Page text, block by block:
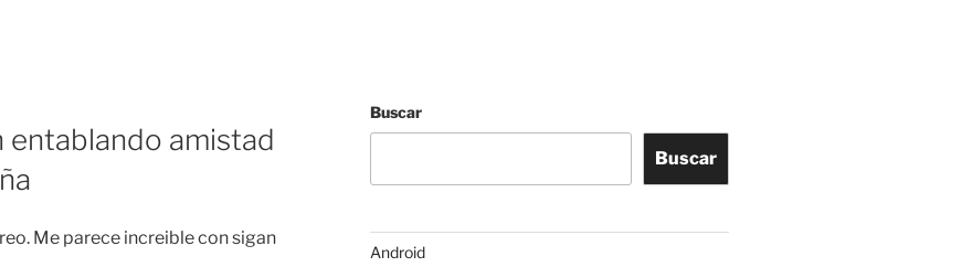
entablando amistad
Me parece increible con sigan
Buscar
Buscar
Android